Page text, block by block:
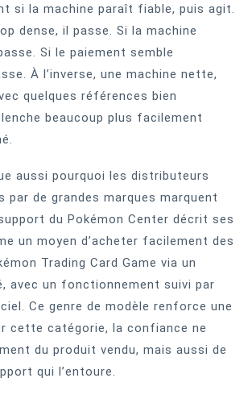
si la machine paraît fiable, puis agit.
dense, il passe. Si la machine
Si le paiement semble
À l’inverse, une machine nette,
quelques références bien
beaucoup plus facilement
aussi pourquoi les distributeurs
de grandes marques marquent
du Pokémon Center décrit ses
un moyen d’acheter facilement des
Trading Card Game via un
avec un fonctionnement suivi par
Ce genre de modèle renforce une
cette catégorie, la confiance ne
du produit vendu, mais aussi de
qui l’entoure.